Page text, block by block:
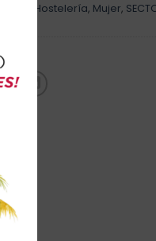
Hostelería, Mujer,